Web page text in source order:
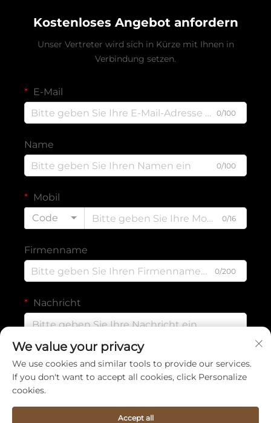
Kostenloses Angebot anfordern
Unser Vertreter wird sich in Kürze mit Ihnen in
Verbindung setzen.
E-Mail
0/100
Name
0/100
Mobil
Code
0/16
Firmenname
0/200
Nachricht
0/1000
We value your privacy
We use cookies and similar tools to provide our services.
If you don't want to accept all cookies, click Personalize
cookies.
Accept all